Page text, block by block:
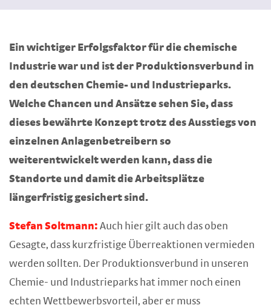
Ein wichtiger Erfolgsfaktor für die chemische
Industrie war und ist der Produktionsverbund in
den deutschen Chemie- und Industrieparks.
Welche Chancen und Ansätze sehen Sie, dass
dieses bewährte Konzept trotz des Ausstiegs von
einzelnen Anlagenbetreibern so
weiterentwickelt werden kann, dass die
Standorte und damit die Arbeitsplätze
längerfristig gesichert sind.
Stefan Soltmann: Auch hier gilt auch das oben
Gesagte, dass kurzfristige Überreaktionen vermieden
werden sollten. Der Produktionsverbund in unseren
Chemie- und Industrieparks hat immer noch einen
echten Wettbewerbsvorteil, aber er muss